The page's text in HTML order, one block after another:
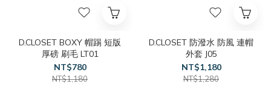
D.CLOSET BOXY 帽踢 短版
厚磅 刷毛 LT01
NT$780
NT$1,180
D.CLOSET 防潑水 防風 連帽
外套 J05
NT$1,180
NT$1,280